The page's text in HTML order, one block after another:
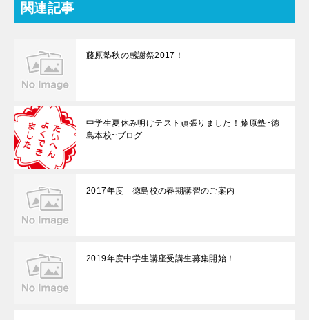
関連記事
藤原塾秋の感謝祭2017！
中学生夏休み明けテスト頑張りました！藤原塾~徳
島本校~ブログ
2017年度 徳島校の春期講習のご案内
2019年度中学生講座受講生募集開始！